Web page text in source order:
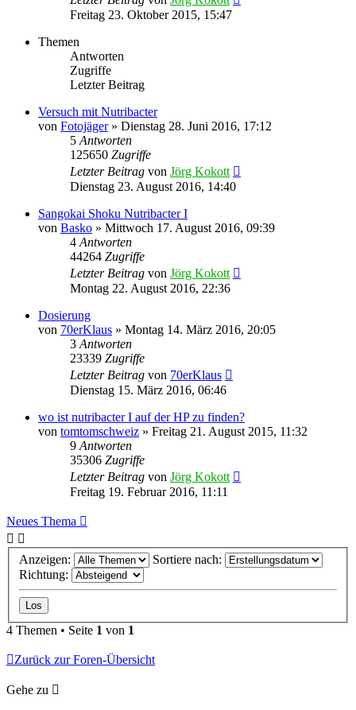
Freitag 23. Oktober 2015, 15:47
Themen
Antworten
Zugriffe
Letzter Beitrag
Versuch mit Nutribacter
von Fotojäger» Dienstag 28. Juni 2016, 17:12
5 Antworten
125650 Zugriffe
Letzter Beitrag von Jörg Kokott
Dienstag 23. August 2016, 14:40
Sangokai Shoku Nutribacter I
von Basko » Mittwoch 17. August 2016, 09:39
4 Antworten
44264 Zugriffe
Letzter Beitrag von Jörg Kokott
Montag 22. August 2016, 22:36
Dosierung
von 70erKlaus » Montag 14. März 2016, 20:05
3 Antworten
23339 Zugriffe
Letzter Beitrag von 70erKlaus
Dienstag 15. März 2016, 06:46
wo ist nutribacter I auf der HP zu finden?
von tomtomschweiz » Freitag 21. August 2015, 11:32
9 Antworten
35306 Zugriffe
Letzter Beitrag von Jörg Kokott
Freitag 19. Februar 2016, 11:11
Neues Thema
Anzeigen:
Sortiere nach:
Richtung:
4 Themen • Seite 1 von 1
Zurück zur Foren-Übersicht
Gehe zu